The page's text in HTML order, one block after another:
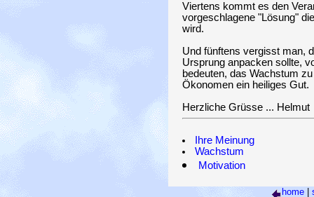
Viertens kommt es den
vorgeschlagene "Lösung"
wird.
Und fünftens vergisst man,
Ursprung anpacken sollte,
bedeuten, das Wachstum
Ökonomen ein heiliges Gut.
Herzliche Grüsse ... Helmut
Ihre Meinung
Wachstum
Motivation
home